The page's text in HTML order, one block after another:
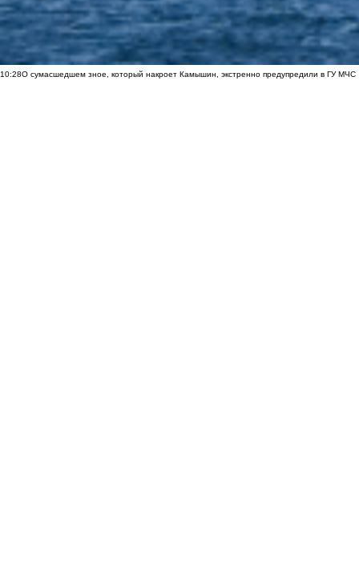
10:28О сумасшедшем зное, который накроет Камышин, экстренно предупредили в ГУ МЧС